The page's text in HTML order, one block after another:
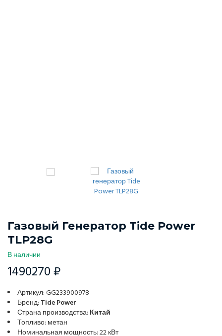
Газовый Генератор Tide Power
TLP28G
В наличии
1490270 ₽
Артикул: GG233900978
Бренд: Tide Power
Страна производства: Китай
Топливо: метан
Номинальная мощность: 22 кВт